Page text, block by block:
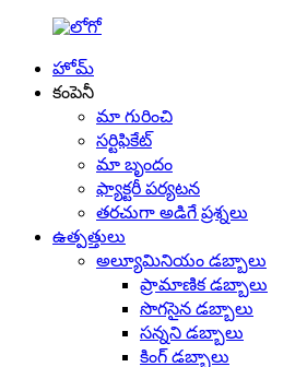
హోమ్
కంపెనీ
మా గురించి
సర్టిఫికేట్
మా బృందం
ఫ్యాక్టరీ పర్యటన
తరచుగా అడిగే ప్రశ్నలు
ఉత్పత్తులు
అల్యూమినియం డబ్బాలు
ప్రామాణిక డబ్బాలు
సొగసైన డబ్బాలు
సన్నని డబ్బాలు
కింగ్ డబ్బాలు